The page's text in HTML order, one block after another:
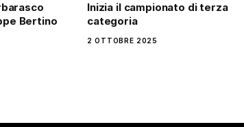
Bertino
Inizia il campionato di terza
categoria
2 OTTOBRE 2025